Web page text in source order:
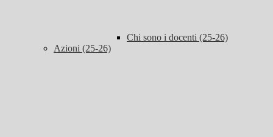
Chi sono i docenti (25-26)
Azioni (25-26)